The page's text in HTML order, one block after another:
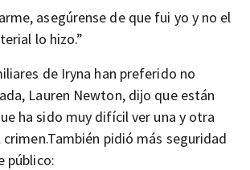
asegúrense de que fui yo y no el
lo hizo.”
de Iryna han preferido no
Lauren Newton, dijo que están
ha sido muy difícil ver una y otra
pidió más seguridad
público: